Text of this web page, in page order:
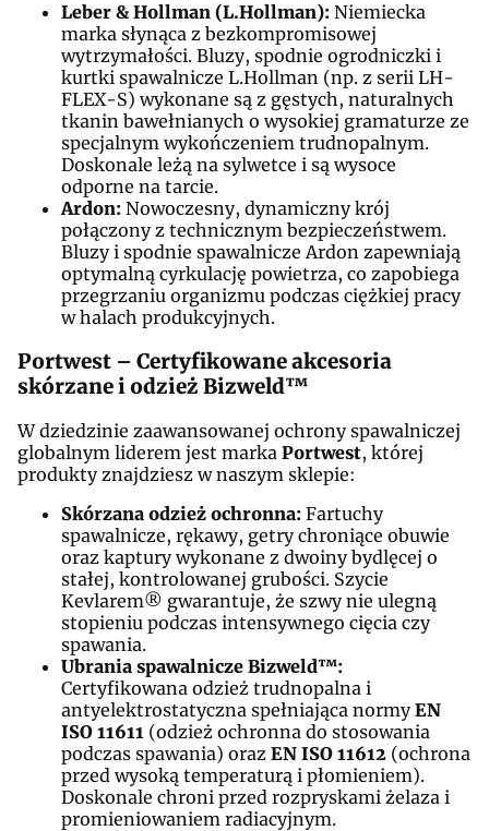
Leber & Hollman (L.Hollman): Niemiecka
marka słynąca z bezkompromisowej
wytrzymałości. Bluzy, spodnie ogrodniczki i
kurtki spawalnicze L.Hollman (np. z serii LH-
FLEX-S) wykonane są z gęstych, naturalnych
tkanin bawełnianych o wysokiej gramaturze ze
specjalnym wykończeniem trudnopalnym.
Doskonale leżą na sylwetce i są wysoce
odporne na tarcie.
Ardon: Nowoczesny, dynamiczny krój
połączony z technicznym bezpieczeństwem.
Bluzy i spodnie spawalnicze Ardon zapewniają
optymalną cyrkulację powietrza, co zapobiega
przegrzaniu organizmu podczas ciężkiej pracy
w halach produkcyjnych.
Portwest – Certyfikowane akcesoria
skórzane i odzież Bizweld™
W dziedzinie zaawansowanej ochrony spawalniczej
globalnym liderem jest marka Portwest, której
produkty znajdziesz w naszym sklepie:
Skórzana odzież ochronna: Fartuchy
spawalnicze, rękawy, getry chroniące obuwie
oraz kaptury wykonane z dwoiny bydlęcej o
stałej, kontrolowanej grubości. Szycie
Kevlarem® gwarantuje, że szwy nie ulegną
stopieniu podczas intensywnego cięcia czy
spawania.
Ubrania spawalnicze Bizweld™:
Certyfikowana odzież trudnopalna i
antyelektrostatyczna spełniająca normyEN
ISO 11611 (odzież ochronna do stosowania
podczas spawania) oraz EN ISO 11612 (ochrona
przed wysoką temperaturą i płomieniem).
Doskonale chroni przed rozpryskami żelaza i
promieniowaniem radiacyjnym.